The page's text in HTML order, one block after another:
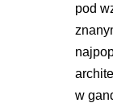
pod
w